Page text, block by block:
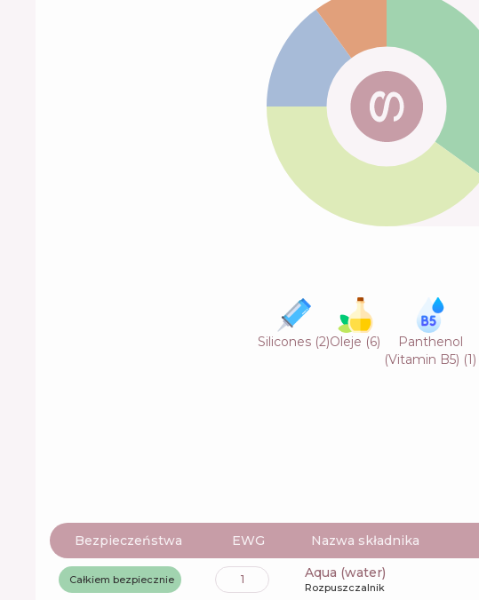
Silicones (2)Oleje (6)
Panthenol
(Vitamin B5) (1)
Bezpieczeństwa EWG Nazwa składnika
Całkiem bezpiecznie 1 aqua (water)
Rozpuszczalnik